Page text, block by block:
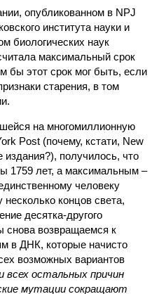
опубликованном в NPJ
института науки и
биологических наук
максимальный срок
бы этот срок мог быть, если
старения, в том
на многомиллионную
Post (почему, кстати, New
издания?), получилось, что
1759 лет, а максимальным –
человеку
концов света,
десятка-другого
снова возвращаемся к
в ДНК, которые начисто
возможных вариантов
всех остальных причин
мутации сокращают